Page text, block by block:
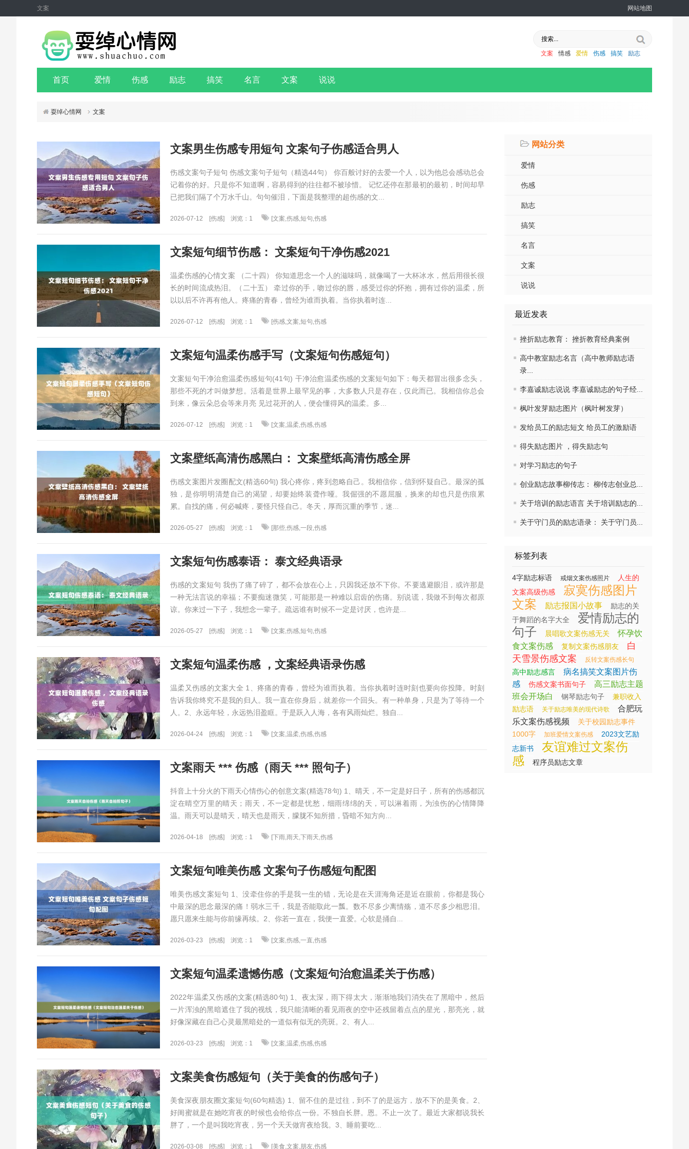
文案 网站地图
文案 情感 爱情 伤感 搞笑 励志
首页 爱情 伤感 励志 搞笑 名言 文案 说说
耍绰心情网 文案
网站分类
爱情
伤感
励志
搞笑
名言
文案
说说
最近发表
挫折励志教育： 挫折教育经典案例
高中教室励志名言（高中教师励志语
录...
李嘉诚励志说说 李嘉诚励志的句子经...
枫叶发芽励志图片（枫叶树发芽）
发给员工的励志短文 给员工的激励语
得失励志图片 ，得失励志句
对学习励志的句子
创业励志故事柳传志： 柳传志创业总...
关于培训的励志语言 关于培训励志的...
关于守门员的励志语录： 关于守门员...
标签列表
4字励志标语 戒烟文案伤感照片
人生的
文案高级伤感
寂寞伤感图片
文案
励志报国小故事
励志的关
于舞蹈的名字大全
爱情励志的
句子
晨唱歌文案伤感无关
怀孕饮
食文案伤感
复制文案伤感朋友
白
天雪景伤感文案
反转文案伤感长句
高中励志感言
病名搞笑文案图片伤
感
伤感文案书面句子
高三励志主题
班会开场白
钢琴励志句子
兼职收入
励志语
关于励志唯美的现代诗歌
合肥玩
乐文案伤感视频
关于校园励志事件
1000字
加班爱情文案伤感
2023文艺励
志新书
友谊难过文案伤
感
程序员励志文章
文案男生伤感专用短句 文案句子伤感适合男人
伤感文案句子短句 伤感文案句子短句（精选44句） 你百般讨好的去爱一个人，以为他总会感动总会
记着你的好。只是你不知道啊，容易得到的往往都不被珍惜。 记忆还停在那最初的最初，时间却早
已把我们隔了个万水千山。句句催泪，下面是我整理的超伤感的文...
2026-07-12 [伤感] 浏览：1 [文案,伤感,短句,伤感
文案短句细节伤感： 文案短句干净伤感2021
温柔伤感的心情文案 （二十四） 你知道思念一个人的滋味吗，就像喝了一大杯冰水，然后用很长很
长的时间流成热泪。（二十五） 牵过你的手，吻过你的唇，感受过你的怀抱，拥有过你的温柔，所
以以后不许再有他人。疼痛的青春，曾经为谁而执着。当你执着时连...
2026-07-12 [伤感] 浏览：1 [伤感,文案,短句,伤感
文案短句温柔伤感手写（文案短句伤感短句）
文案短句干净治愈温柔伤感短句(41句) 干净治愈温柔伤感的文案短句如下：每天都冒出很多念头，
那些不死的才叫做梦想。活着是世界上最罕见的事，大多数人只是存在，仅此而已。我相信你总会
到来，像云朵总会等来月亮 见过花开的人，便会懂得风的温柔。多...
2026-07-12 [伤感] 浏览：1 [文案,温柔,伤感,伤感
文案壁纸高清伤感黑白： 文案壁纸高清伤感全屏
伤感文案图片发圈配文(精选60句) 我心疼你，疼到忽略自己。我相信你，信到怀疑自己。最深的孤
独，是你明明清楚自己的渴望，却要始终装聋作哑。我倔强的不愿屈服，换来的却也只是伤痕累
累。自找的痛，何必喊疼，要怪只怪自己。冬天，厚而沉重的季节，迷...
2026-05-27 [伤感] 浏览：1 [那些,伤感,一段,伤感
文案短句伤感泰语： 泰文经典语录
伤感的文案短句 我伤了痛了碎了，都不会放在心上，只因我还放不下你。不要逃避眼泪，或许那是
一种无法言说的幸福；不要痴迷微笑，可能那是一种难以启齿的伤痛。别说谎，我做不到每次都原
谅。你来过一下子，我想念一辈子。疏远谁有时候不一定是讨厌，也许是...
2026-05-27 [伤感] 浏览：1 [文案,伤感,短句,伤感
文案短句温柔伤感 ，文案经典语录伤感
温柔又伤感的文案大全 1、疼痛的青春，曾经为谁而执着。当你执着时连时刻也要向你投降。时刻
告诉我你终究不是我的归人。我一直在你身后，就差你一个回头。有一种单身，只是为了等待一个
人。2、永远年轻，永远热泪盈眶。于是跃入人海，各有风雨灿烂。独自...
2026-04-24 [伤感] 浏览：1 [文案,温柔,伤感,伤感
文案雨天 *** 伤感（雨天 *** 照句子）
抖音上十分火的下雨天心情伤心的创意文案(精选78句) 1、晴天，不一定是好日子，所有的伤感都沉
淀在晴空万里的晴天；雨天，不一定都是忧愁，细雨绵绵的天，可以淋着雨，为浊伤的心情降降
温。雨天可以是晴天，晴天也是雨天，朦胧不知所措，昏暗不知方向...
2026-04-18 [伤感] 浏览：1 [下雨,雨天,下雨天,伤感
文案短句唯美伤感 文案句子伤感短句配图
唯美伤感文案短句 1、没牵住你的手是我一生的错，无论是在天涯海角还是近在眼前，你都是我心
中最深的思念最深的痛！弱水三千，我是否能取此一瓢。数不尽多少离情殇，道不尽多少相思泪。
愿只愿来生能与你前缘再续。2、你若一直在，我便一直爱。心软是捅自...
2026-03-23 [伤感] 浏览：1 [文案,伤感,一直,伤感
文案短句温柔遗憾伤感（文案短句治愈温柔关于伤感）
2022年温柔又伤感的文案(精选80句) 1、夜太深，雨下得太大，渐渐地我们消失在了黑暗中，然后
一片浑浊的黑暗遮住了我的视线，我只能清晰的看见雨夜的空中还残留着点点的星光，那亮光，就
好像深藏在自己心灵最黑暗处的一道似有似无的亮斑。2、有人...
2026-03-23 [伤感] 浏览：1 [文案,温柔,伤感,伤感
文案美食伤感短句（关于美食的伤感句子）
美食深夜朋友圈文案短句(60句精选) 1、留不住的是过往，到不了的是远方，放不下的是美食。2、
好闺蜜就是在她吃宵夜的时候也会给你点一份。不独自长胖。恩。不止一次了。最近大家都说我长
胖了，一个是叫我吃宵夜，另一个天天做宵夜给我。3、睡前要吃...
2026-03-08 [伤感] 浏览：1 [美食,文案,朋友,伤感